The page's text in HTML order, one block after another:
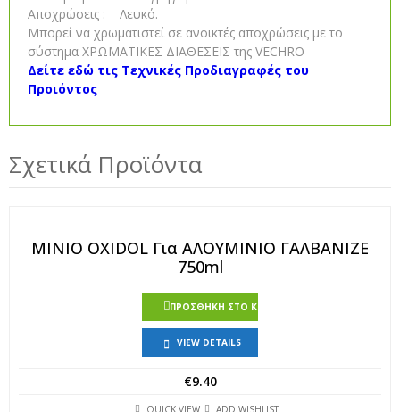
Αποχρώσεις : Λευκό.
Μπορεί να χρωματιστεί σε ανοικτές αποχρώσεις με το
σύστημα ΧΡΩΜΑΤΙΚΕΣ ΔΙΑΘΕΣΕΙΣ της VECHRO
Δείτε εδώ τις Τεχνικές Προδιαγραφές του
Προιόντος
Σχετικά Προϊόντα
ΜΙΝΙΟ OXIDOL Για AΛOYMINIO ΓΑΛΒΑΝΙΖΕ
750ml
ΠΡΟΣΘΉΚΗ ΣΤΟ ΚΑΛΆΘΙ
VIEW DETAILS
€9.40
QUICK VIEW ADD WISHLIST